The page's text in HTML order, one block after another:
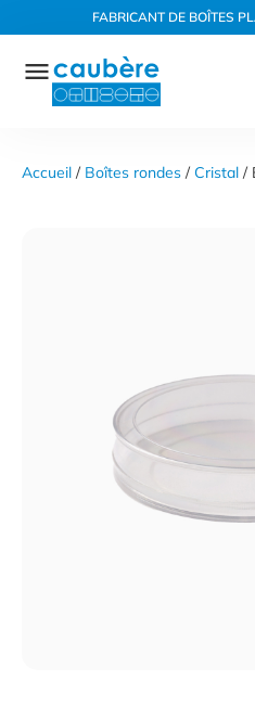
Panneau de gestion des cookies
au
contenu
FABRICANT DE BOÎTES
Accueil / Boîtes rondes / Cristal /